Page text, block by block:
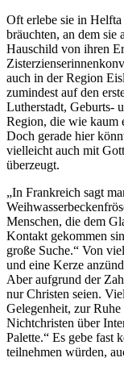
Oft erlebe sie in
bräuchten, an dem sie
Hauschild von ihren
auch in der Region
zumindest auf den
Lutherstadt, Geburts-
Region, die wie kaum
Doch gerade hier
vielleicht auch mit
überzeugt.
„In Frankreich sagt
Menschen, die dem
Kontakt gekommen
große Suche.“ Von
und eine Kerze
Aber aufgrund der
nur Christen seien.
Gelegenheit, zur
Nichtchristen über
Palette.“ Es gebe fast
teilnehmen würden,